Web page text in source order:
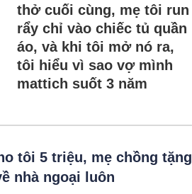
thở cuối cùng, mẹ tôi run
rẩy chỉ vào chiếc tủ quần
áo, và khi tôi mở nó ra,
tôi hiểu vì sao vợ mình
mattich suốt 3 năm
tôi 5 triệu, mẹ chồng tặng
nhà ngoại luôn